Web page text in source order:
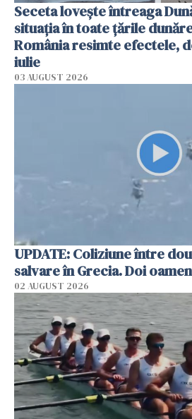
Seceta lovește întreaga
situația în toate țările
România resimte efectele,
iulie
03 AUGUST 2026
UPDATE: Coliziune între
salvare în Grecia. Doi
02 AUGUST 2026